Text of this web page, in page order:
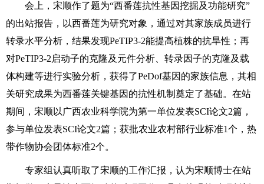
会上，宋顺作了题为“西番莲抗性基因挖掘及功能研究”
的出站报告，以西番莲为研究对象，通过对其家族成员进行
转录水平分析，结果发现PeTIP3-2能提高植株的抗旱性；再
对PeTIP3-2启动子的克隆及元件分析、转录因子的克隆及载
体构建等进行实验分析，获得了PeDof基因的家族信息，其相
关研究成果为西番莲关键基因的抗性机制奠定了基础。在站
期间，宋顺以广西农业科学院为第一单位发表SCI论文2篇，
参与单位发表SCI论文2篇；获批农业农村部行业标准1个，热
带作物协会团体标准2个。
专家组认真听取了宋顺的工作汇报，认为宋顺博士在站